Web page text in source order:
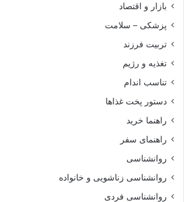
بازار و اقتصاد
پزشکی – سلامت
تربیت فرزند
تغذیه و رژیم
تناسب اندام
دستور پخت غذاها
راهنما خرید
راهنمای سفر
روانشناسی
روانشناسی زناشویی و خانواده
روانشناسی فردی